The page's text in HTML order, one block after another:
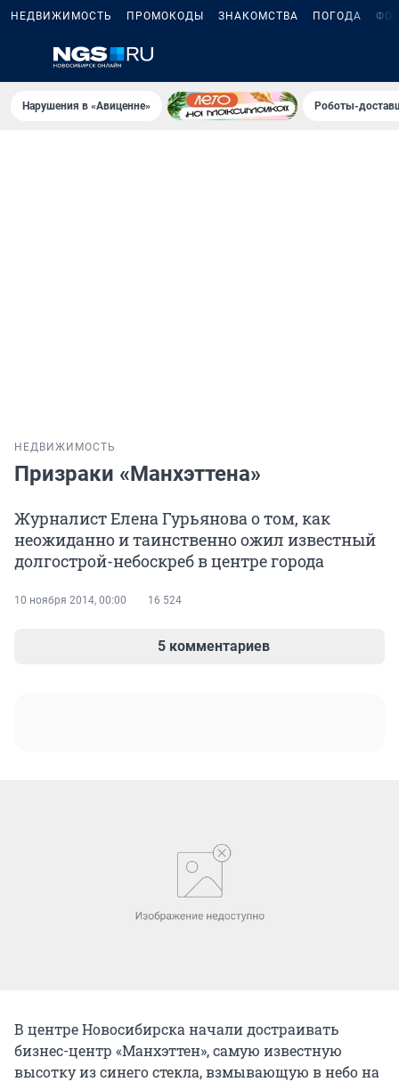
НЕДВИЖИМОСТЬ ПРОМОКОДЫ ЗНАКОМСТВА ПОГОДА
Нарушения в «Авиценне» Роботы-
НЕДВИЖИМОСТЬ
Призраки «Манхэттена»
Журналист Елена Гурьянова о том, как
неожиданно и таинственно ожил известный
долгострой-небоскреб в центре города
10 ноября 2014, 00:00 16 524
5 комментариев
В центре Новосибирска начали достраивать
бизнес-центр «Манхэттен», самую известную
высотку из синего стекла, взмывающую в небо на